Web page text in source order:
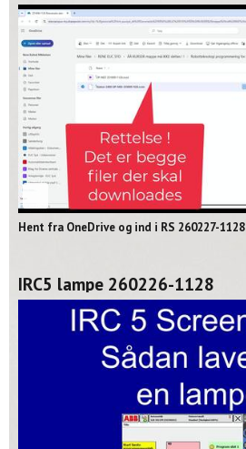
Hent fra OneDrive og ind i RS 260227-1128
IRC5 lampe 260226-1128